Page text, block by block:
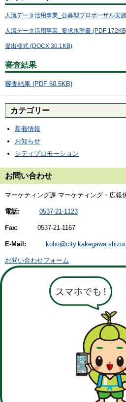
人流データ活用事業_公募型プロポーザル実
人流データ活用事業_要求水準書 (PDF
提出様式 (DOCX 30.1KB)
審査結果
審査結果 (PDF 60.5KB)
カテゴリー
新着情報
お知らせ
シティプロモーション
お問い合わせ
マーケティング課 マーケティング・広報
電話: 0537-21-1123
Fax: 0537-21-1167
E-Mail:
お問い合わせフォーム